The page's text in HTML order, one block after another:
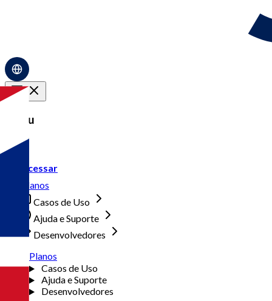
Menu
Acessar
Planos
Casos de Uso
Ajuda e Suporte
Desenvolvedores
Planos
Casos de Uso
Ajuda e Suporte
Desenvolvedores